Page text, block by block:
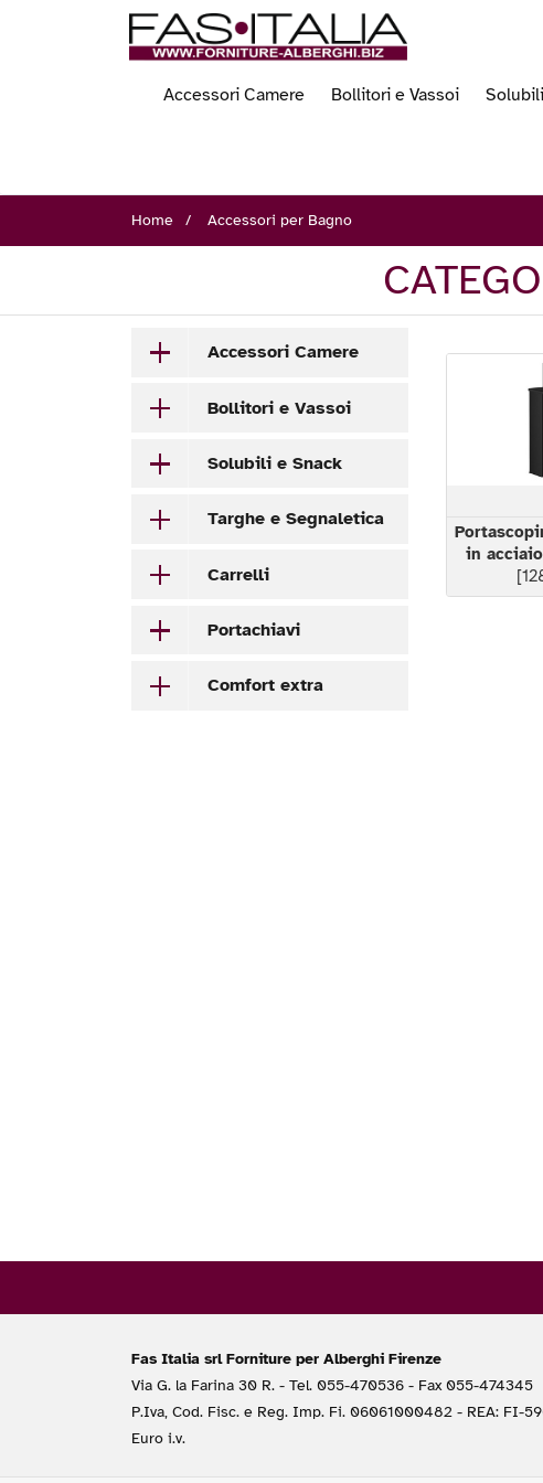
Accessori Camere Bollitori e Vassoi
Home Accessori per Bagno
Accessori Camere
Bollitori e Vassoi
Solubili e Snack
Targhe e Segnaletica
Carrelli
Portachiavi
Comfort extra
in
Fas Italia srl Forniture per Alberghi Firenze
Via G. la Farina 30 R. - Tel. 055-470536 - Fax 055-474345
P.Iva, Cod. Fisc. e Reg. Imp. Fi. 06061000482 - REA: FI-
Euro i.v.